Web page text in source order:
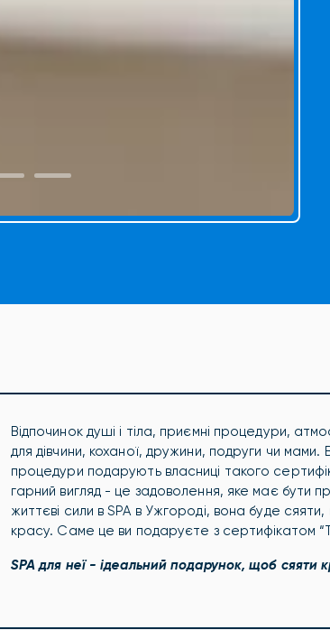
Відпочинок душі і тіла, приємні процедури,
для дівчини, коханої, дружини, подруги чи
процедури подарують власниці такого
гарний вигляд - це задоволення, яке має бути
життєві сили в SPA в Ужгороді, вона буде
красу. Саме це ви подаруєте з сертифікатом
SPA для неї - ідеальний подарунок, щоб сяяти